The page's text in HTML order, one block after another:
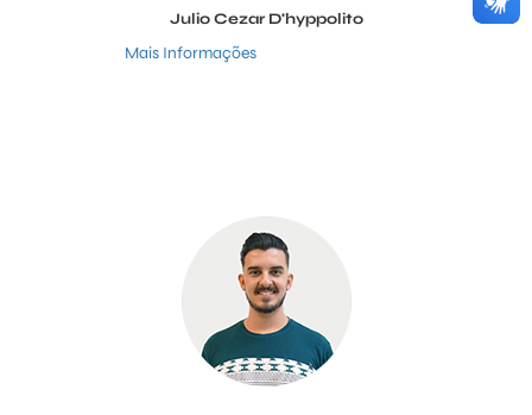
Julio Cezar D'hyppolito
Mais Informações